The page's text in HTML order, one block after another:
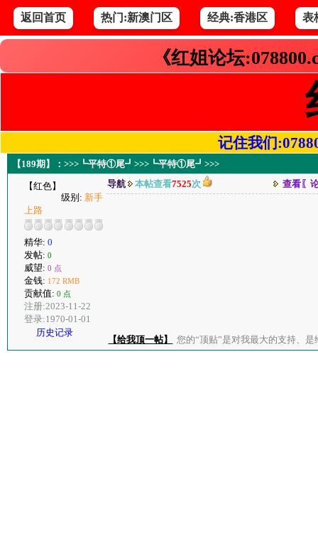
返回首页 热门:新澳门区 经典:香港区 表
《红姐论坛
记住我们
【189期】：>>>┗平特①尾┛>>>┗平特①尾┛>>>
【红色】
级别: 新手
上路
精华: 0
发帖: 0
威望: 0 点
金钱: 172 RMB
贡献值: 0 点
注册:2023-11-22
登录:1970-01-01
历史记录
导航 本帖查看7525次 查看〖
【给我顶一帖】 您的“顶贴”是对我最大的支持、